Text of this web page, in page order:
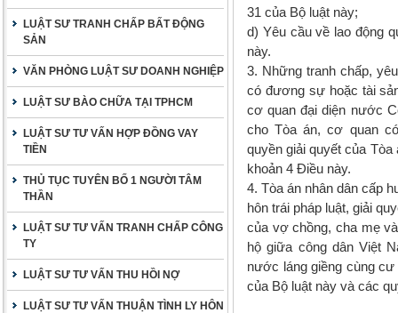
LUẬT SƯ TRANH CHẤP BẤT ĐỘNG
SẢN
VĂN PHÒNG LUẬT SƯ DOANH NGHIỆP
LUẬT SƯ BÀO CHỮA TẠI TPHCM
LUẬT SƯ TƯ VẤN HỢP ĐỒNG VAY
TIỀN
THỦ TỤC TUYÊN BỐ 1 NGƯỜI TÂM
THẦN
LUẬT SƯ TƯ VẤN TRANH CHẤP CÔNG
TY
LUẬT SƯ TƯ VẤN THU HỒI NỢ
LUẬT SƯ TƯ VẤN THUẬN TÌNH LY HÔN
31 của Bộ luật này;
d) Yêu cầu về lao động
này.
3. Những tranh chấp,
có đương sự hoặc tài
cơ quan đại diện nước
cho Tòa án, cơ quan
quyền giải quyết của
khoản 4 Điều này.
4. Tòa án nhân dân cấp
hôn trái pháp luật, giải
của vợ chồng, cha mẹ
hộ giữa công dân Việt
nước láng giềng cùng
của Bộ luật này và các